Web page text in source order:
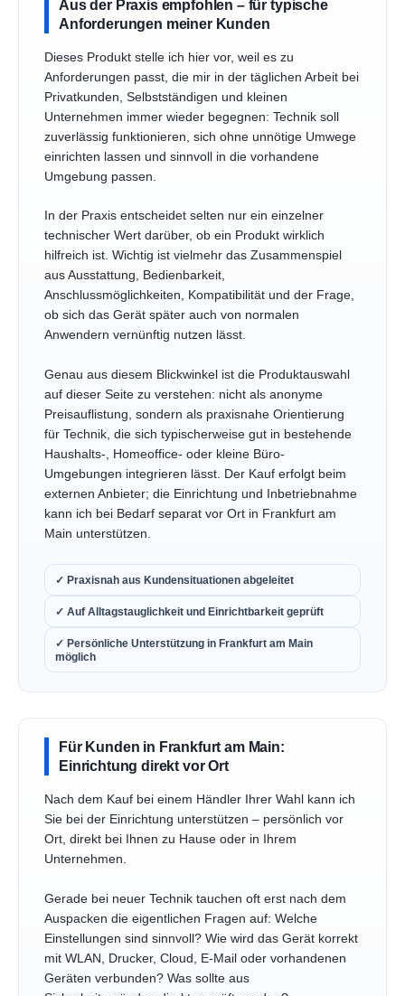
Aus der Praxis empfohlen – für typische
Anforderungen meiner Kunden
Dieses Produkt stelle ich hier vor, weil es zu
Anforderungen passt, die mir in der täglichen Arbeit bei
Privatkunden, Selbstständigen und kleinen
Unternehmen immer wieder begegnen: Technik soll
zuverlässig funktionieren, sich ohne unnötige Umwege
einrichten lassen und sinnvoll in die vorhandene
Umgebung passen.
In der Praxis entscheidet selten nur ein einzelner
technischer Wert darüber, ob ein Produkt wirklich
hilfreich ist. Wichtig ist vielmehr das Zusammenspiel
aus Ausstattung, Bedienbarkeit,
Anschlussmöglichkeiten, Kompatibilität und der Frage,
ob sich das Gerät später auch von normalen
Anwendern vernünftig nutzen lässt.
Genau aus diesem Blickwinkel ist die Produktauswahl
auf dieser Seite zu verstehen: nicht als anonyme
Preisauflistung, sondern als praxisnahe Orientierung
für Technik, die sich typischerweise gut in bestehende
Haushalts-, Homeoffice- oder kleine Büro-
Umgebungen integrieren lässt. Der Kauf erfolgt beim
externen Anbieter; die Einrichtung und Inbetriebnahme
kann ich bei Bedarf separat vor Ort in Frankfurt am
Main unterstützen.
✓ Praxisnah aus Kundensituationen abgeleitet
✓ Auf Alltagstauglichkeit und Einrichtbarkeit geprüft
✓ Persönliche Unterstützung in Frankfurt am Main
möglich
Für Kunden in Frankfurt am Main:
Einrichtung direkt vor Ort
Nach dem Kauf bei einem Händler Ihrer Wahl kann ich
Sie bei der Einrichtung unterstützen – persönlich vor
Ort, direkt bei Ihnen zu Hause oder in Ihrem
Unternehmen.
Gerade bei neuer Technik tauchen oft erst nach dem
Auspacken die eigentlichen Fragen auf: Welche
Einstellungen sind sinnvoll? Wie wird das Gerät korrekt
mit WLAN, Drucker, Cloud, E-Mail oder vorhandenen
Geräten verbunden? Was sollte aus